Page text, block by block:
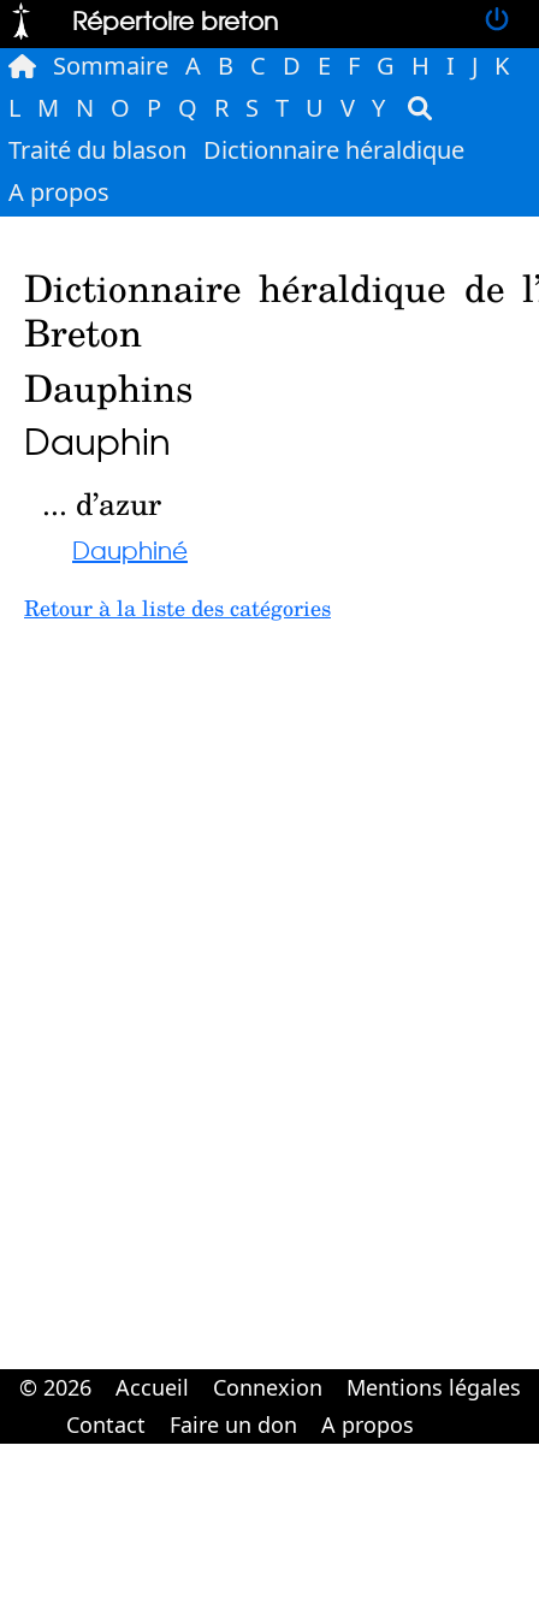
Répertoire breton
Sommaire A B C D E F G H I J
K
L M N O P Q R S T U V Y
Traité du blason
Dictionnaire héraldique
A propos
Dictionnaire héraldique de
Breton
Dauphins
Dauphin
... d’azur
Dauphiné
Retour à la liste des catégories
© 2026 Accueil Connexion
Mentions légales
Contact
Faire un don A propos